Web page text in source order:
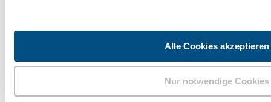
Alle Cookies akzeptieren
Nur notwendige Cookies
fundierte